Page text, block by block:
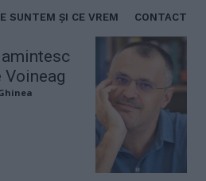
SUNTEM ȘI CE VREM CONTACT
amintesc
Voineag